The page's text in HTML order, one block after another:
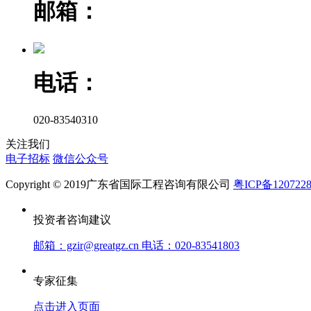
邮箱：
电话：
020-83540310
关注我们
电子招标 微信公众号
Copyright © 2019广东省国际工程咨询有限公司 粤ICP备
投资者咨询建议
邮箱：gzir@greatgz.cn 电话：020-83541803
专家征集
点击进入页面